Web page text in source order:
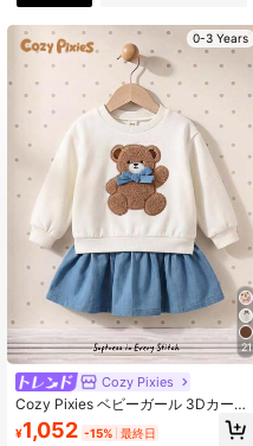
0-3 Years
21
Cozy Pixies
Cozy Pixies ベビーガール 3Dカート
ゥーンベア リボン ラウンドネック
スウェットシャツ デニム風 長袖 秋
¥1,052 -15% 最終日